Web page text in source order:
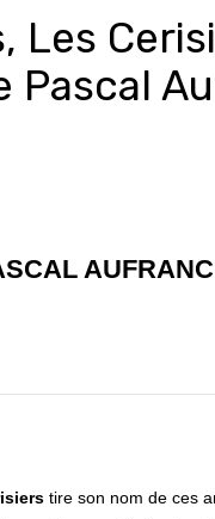
Les
Pascal
AUFRANC
tire son nom de ces